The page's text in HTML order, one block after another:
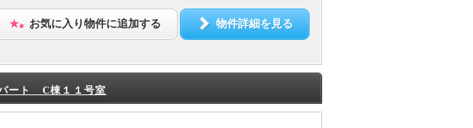
お気に入り物件に追加する 物件詳細を見る
ート C棟１１号室